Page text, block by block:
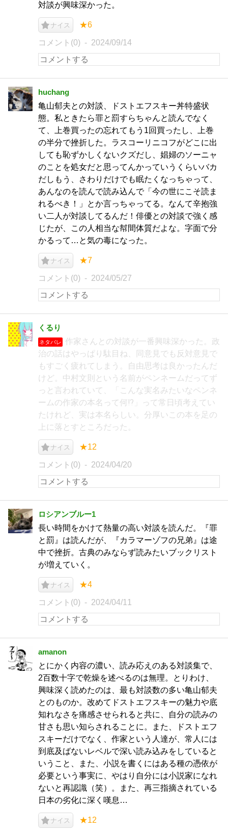
対談が興味深かった。
ナイス ★6
コメント(0) 2024/09/14
huchang
亀山郁夫との対談、ドストエフスキー丼特盛状
態。私ときたら罪と罰すらちゃんと読んでなく
て、上巻買ったの忘れてもう1回買ったし、上巻
の半分で挫折した。ラスコーリニコフがどこに出
しても恥ずかしくないクズだし、娼婦のソーニャ
のことを処女だと思ってんかっていうくらいバカ
だしもう、さわりだけでも眠たくなっちゃって、
あんなのを読んで読み込んで「今の世にこそ読ま
れるべき！」とか言っちゃってる。なんて辛抱強
い二人が対談してるんだ！俳優との対談で強く感
じたが、この人相当な幇間体質だよな。字面で分
かるって…と気の毒になった。
ナイス ★7
コメント(0) 2024/05/27
くるり
ネタバレ
作家さんとの対談が一番興味深かった。政
治の話はやっぱり駄目ね、同意見でも反対意見で
もすごく疲れてしまう。自由思考は良かったんだ
けど。中村文則という名前がペンネームだってず
っと言われていて、「こんな実名みたいなペンネ
ームの作家の本名って何⁉️」って常日頃考えてい
たけれど、実は本名らしい。分厚いこの本を足の
上に落とすところだった。
ナイス ★12
コメント(0) 2024/04/20
ロシアンブルー1
長い時間をかけて熱量の高い対談を読んだ。『罪
と罰』は読んだが、『カラマーゾフの兄弟』は途
中で挫折。古典のみならず読みたいブックリスト
が増えていく。
ナイス ★4
コメント(0) 2024/04/11
amanon
とにかく内容の濃い、読み応えのある対談集で、
2百数十字で乾燥を述べるのは無理。とりわけ、
興味深く読めたのは、最も対談数の多い亀山郁夫
とのものか。改めてドストエフスキーの魅力や底
知れなさを痛感させられると共に、自分の読みの
甘さも思い知らされることに。また、ドストエフ
スキーだけでなく、作家という人達が、常人には
到底及ばないレベルで深い読み込みをしていると
いうこと、また、小説を書くにはある種の憑依が
必要という事実に、やはり自分には小説家になれ
ないと再認識（笑）。また、再三指摘されている
日本の劣化に深く嘆息…
ナイス ★12